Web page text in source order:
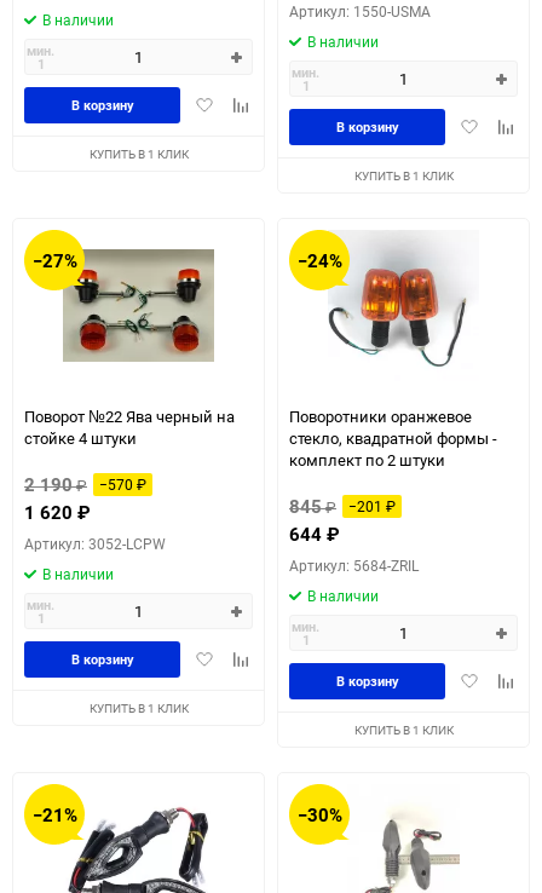
В наличии
мин.
1
ДобавитьДобавить
сравнению
В корзину
КУПИТЬ В 1 КЛИК
Артикул: 1550-USMA
В наличии
мин.
1
Добавить
В корзину
КУПИТЬ В 1 КЛИК
−27%
Поворот №22 Ява черный на
стойке 4 штуки
2 190₽ −570 ₽
1 620 ₽
Артикул: 3052-LCPW
В наличии
мин.
1
ДобавитьДобавить
сравнению
В корзину
КУПИТЬ В 1 КЛИК
−24%
Поворотники оранжевое
стекло, квадратной формы -
комплект по 2 штуки
845₽ −201 ₽
644 ₽
Артикул: 5684-ZRIL
В наличии
мин.
1
Добавить
В корзину
КУПИТЬ В 1 КЛИК
−21% −30%